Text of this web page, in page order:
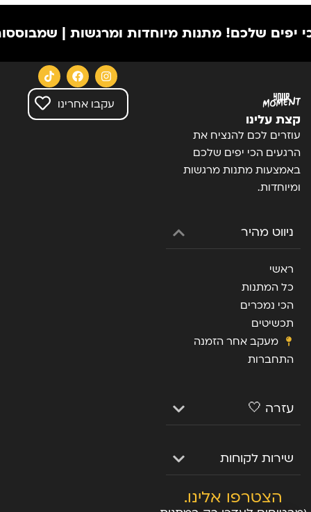
שלכם! מתנות מיוחדות ומרגשות | שמבוססות על
קצת עלינו
עוזרים לכם להנציח את
הרגעים הכי יפים שלכם
באמצעות מתנות מרגשות
ומיוחדות.
ניווט מהיר
ראשי
כל המתנות
הכי נמכרים
תכשיטים
מעקב אחר הזמנה
התחברות
עזרה 🤍
שירות לקוחות
הצטרפו אלינו.
עקבו אחרינו